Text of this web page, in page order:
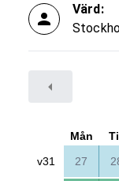
Värd:
Mån
v31
27